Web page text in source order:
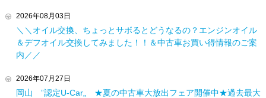
2026年08月03日
＼＼オイル交換、ちょっとサボるとどうなるの？エンジンオイル
＆デフオイル交換してみました！！＆中古車お買い得情報のご案
内／／
2026年07月27日
岡山 ”認定U-Car„ ★夏の中古車大放出フェア開催中★過去最大